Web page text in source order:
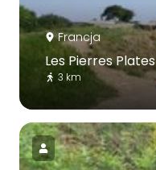
Francja
Les Pierres Plates
3 km